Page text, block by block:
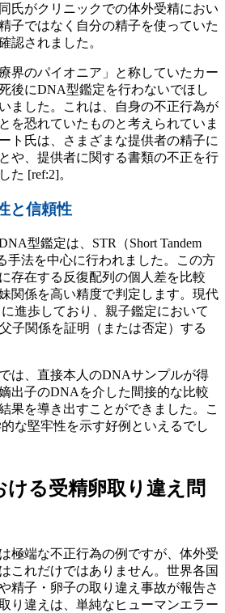
氏がクリニックでの体外受精におい
子ではなく自分の精子を使っていた
認されました。
界のパイオニア」と称していたカー
後にDNA型鑑定を行わないでほし
ました。これは、自身の不正行為が
を恐れていたものと考えられていま
ト氏は、さまざまな提供者の精子に
や、提供者に関する書類の不正を行
た [ref:2]。
と信頼性
型鑑定は、STR（Short Tandem
手法を中心に行われました。この方
存在する反復配列の個人差を比較
関係を高い精度で判定します。現代
進歩しており、親子鑑定において
子関係を証明（または否定）する
は、直接本人のDNAサンプルが得
出子のDNAを介した間接的な比較
果を導き出すことができました。こ
な堅牢性を示す好例といえるでし
ける受精卵取り違え問
極端な不正行為の例ですが、体外受
これだけではありません。世界各国
精子・卵子の取り違え事故が報告さ
り違えは、単純なヒューマンエラー